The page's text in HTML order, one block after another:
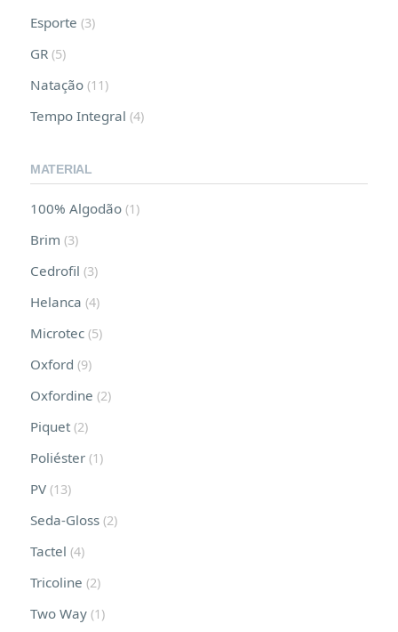
Esporte (3)
GR (5)
Natação (11)
Tempo Integral (4)
MATERIAL
100% Algodão (1)
Brim (3)
Cedrofil (3)
Helanca (4)
Microtec (5)
Oxford (9)
Oxfordine (2)
Piquet (2)
Poliéster (1)
PV (13)
Seda-Gloss (2)
Tactel (4)
Tricoline (2)
Two Way (1)